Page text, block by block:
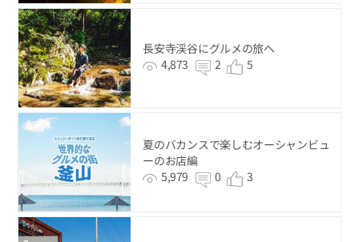
長安寺渓谷にグルメの旅へ
4,873
2 5
夏のバカンスで楽しむオーシャンビュ
ーのお店編
5,979
0 3